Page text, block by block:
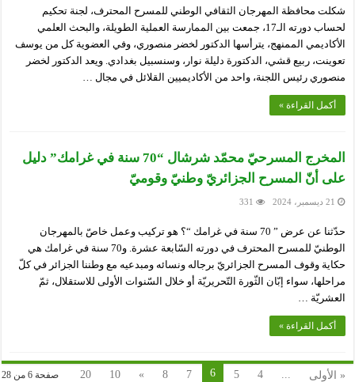
شكلت محافظة المهرجان الثقافي الوطني للمسرح المحترف، لجنة تحكيم
لحساب دورته الـ17، جمعت بين الممارسة العملية الطويلة، والبحث العلمي
الأكاديمي الممنهج، يترأسها الدكتور لخضر منصوري، وفي العضوية كل من يوسف
تعوينت، ربيع قشي، الدكتورة دليلة نوار، وسنسبيل بغدادي. ويعد الدكتور لخضر
منصوري رئيس اللجنة، واحد من الأكاديميين القلائل في مجال …
أكمل القراءة »
المخرج المسرحيّ محمّد شرشال “70 سنة في غرامك” دليل
على أنّ المسرح الجزائريّ وطنيّ وقوميّ
21 ديسمبر، 2024 331
حدّثنا عن عرض ” 70 سنة في غرامك “؟ هو تركيب وعمل خاصّ بالمهرجان
الوطنيّ للمسرح المحترف في دورته السّابعة عشرة. و70 سنة في غرامك هي
حكاية وقوف المسرح الجزائريّ برجاله ونسائه ومبدعيه مع وطننا الجزائر في كلّ
مراحلها، سواء إبّان الثّورة التّحريريّة أو خلال السّنوات الأولى للاستقلال، ثمّ
العشريّة …
أكمل القراءة »
صفحة 6 من 28 « الأولى 4
5
6
7
8
»
10
20